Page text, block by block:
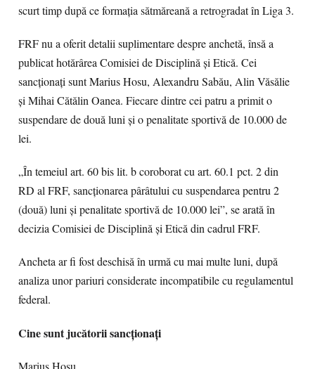
scurt timp după ce formația sătmăreană a retrogradat în Liga 3.
FRF nu a oferit detalii suplimentare despre anchetă, însă a
publicat hotărârea Comisiei de Disciplină și Etică. Cei
sancționați sunt Marius Hosu, Alexandru Sabău, Alin Văsălie
și Mihai Cătălin Oanea. Fiecare dintre cei patru a primit o
suspendare de două luni și o penalitate sportivă de 10.000 de
lei.
„În temeiul art. 60 bis lit. b coroborat cu art. 60.1 pct. 2 din
RD al FRF, sancționarea pârâtului cu suspendarea pentru 2
(două) luni și penalitate sportivă de 10.000 lei”, se arată în
decizia Comisiei de Disciplină și Etică din cadrul FRF.
Ancheta ar fi fost deschisă în urmă cu mai multe luni, după
analiza unor pariuri considerate incompatibile cu regulamentul
federal.
Cine sunt jucătorii sancționați